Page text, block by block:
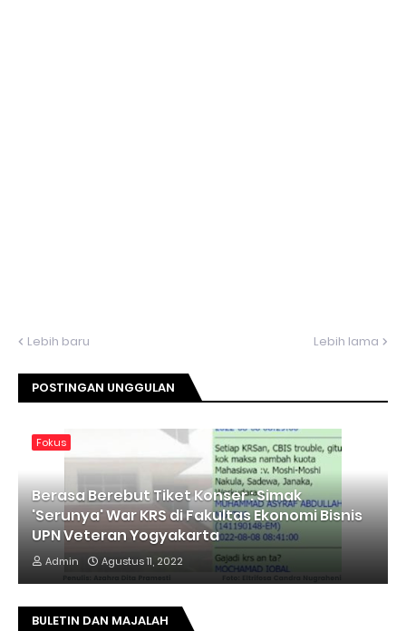
Lebih baru Lebih lama
POSTINGAN UNGGULAN
Fokus
Berasa Berebut Tiket Konser : Simak
'Serunya' War KRS di Fakultas Ekonomi Bisnis
UPN Veteran Yogyakarta
Admin Agustus 11, 2022
BULETIN DAN MAJALAH